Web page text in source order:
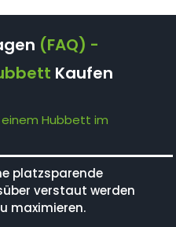
(FAQ) -
Kaufen
einem Hubbett im
platzsparende
verstaut werden
maximieren.